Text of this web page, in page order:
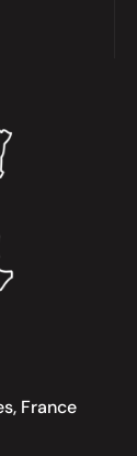
France